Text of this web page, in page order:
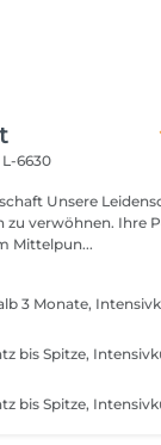
6630
ist es
zu verwöhnen. Ihre
Mittelpun...